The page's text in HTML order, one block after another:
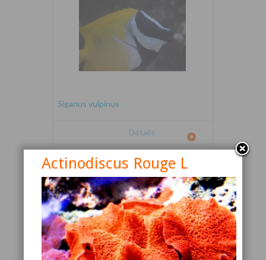
Siganus vulpinus
Détails
Actinodiscus Rouge L